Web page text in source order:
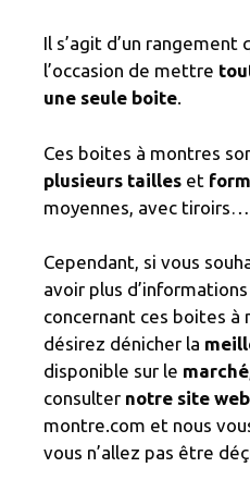
Il s’agit d’un rangement
l’occasion de mettre
une seule boite.
Ces boites à montres
plusieurs tailles et
moyennes, avec
Cependant, si vous
avoir plus
concernant ces boites à
désirez dénicher la
disponible sur le marché
consulter notre site web
montre.com et nous
vous n’allez pas être